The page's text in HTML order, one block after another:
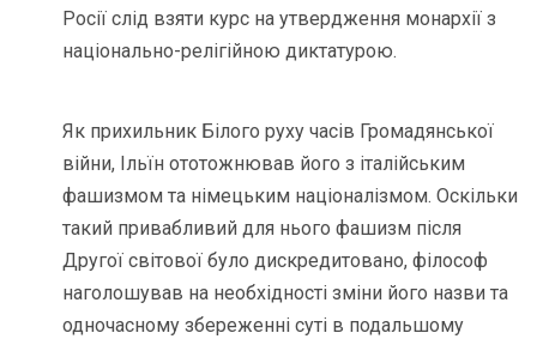
Росії слід взяти курс на утвердження монархії з
національно-релігійною диктатурою.
Як прихильник Білого руху часів Громадянської
війни, Ільїн ототожнював його з італійським
фашизмом та німецьким націоналізмом. Оскільки
такий привабливий для нього фашизм після
Другої світової було дискредитовано, філософ
наголошував на необхідності зміни його назви та
одночасному збереженні суті в подальшому